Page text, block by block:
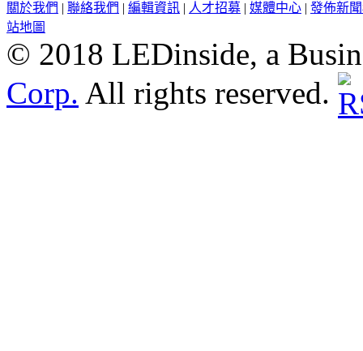
關於我們 | 聯絡我們 | 編輯資訊 | 人才招募 | 媒體中心 | 發佈新
站地圖
© 2018 LEDinside, a
Corp. All rights reserved.